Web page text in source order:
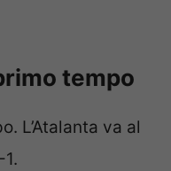
tempo
L’Atalanta va al